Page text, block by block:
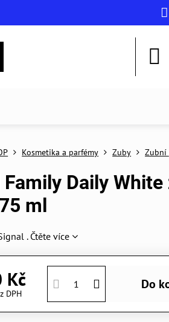
Kosmetika a parfémy Zuby Zubní
Family Daily
ml
. Čtěte více
Kč
DPH
Do